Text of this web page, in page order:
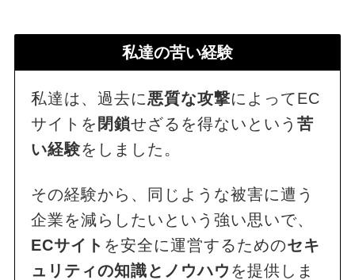
私達の苦い経験
私達は、過去に悪質な攻撃によってEC
サイトを 閉鎖せざるを得ないという苦
い経験をしました。
その経験から、同じような被害に遭う
企業を減らしたいという強い思いで、
ECサイト を安全に運営するためのセキ
ュリティの知識とノウハウ を提供しま